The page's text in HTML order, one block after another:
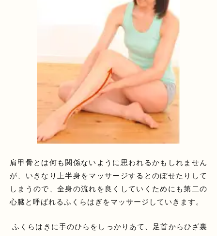
肩甲骨とは何も関係ないように思われるかもしれません
が、いきなり上半身をマッサージするとのぼせたりして
しまうので、全身の流れを良くしていくためにも第二の
心臓と呼ばれるふくらはぎをマッサージしていきます。
ふくらはきに手のひらをしっかりあて、足首からひざ裏